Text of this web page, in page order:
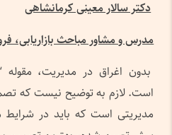
دکتر سالار معینی کرمانشاهی
مدرس و مشاور مباحث بازاریابی،
بدون اغراق در مدیریت،
است. لازم به توضیح نیست که
مدیریتی است که باید در شرایط